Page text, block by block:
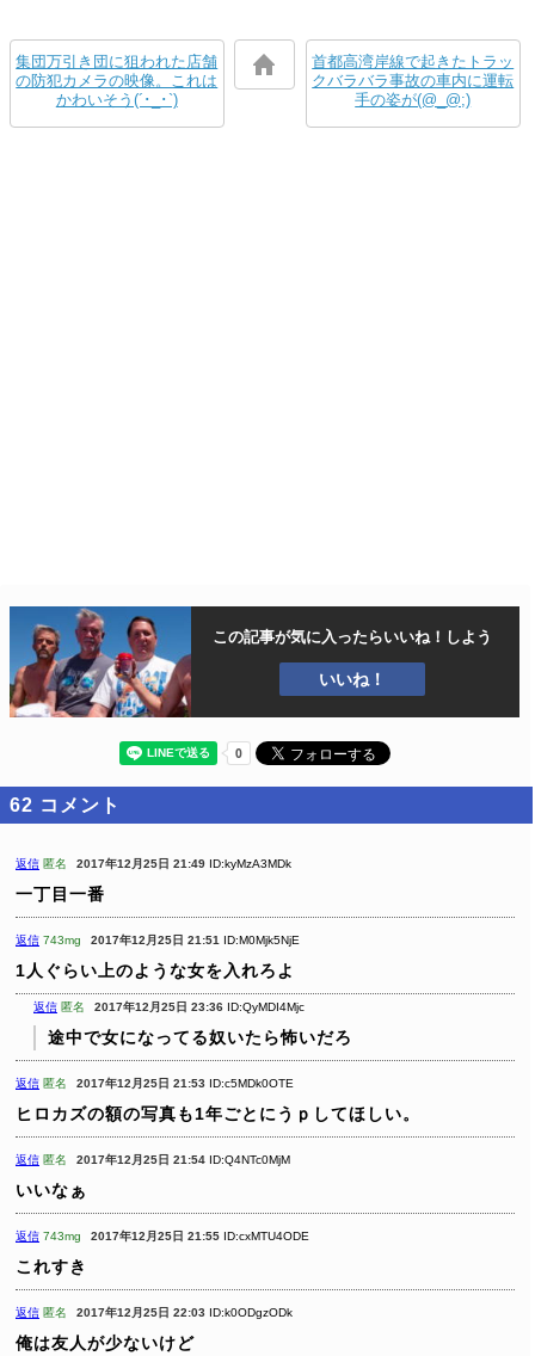
集団万引き団に狙われた店舗
の防犯カメラの映像。これは
かわいそう(´･_･`)
首都高湾岸線で起きたトラッ
クバラバラ事故の車内に運転
手の姿が(@_@;)
この記事が気に入ったらいいね！しよう
いいね！
62 コメント
返信 匿名 2017年12月25日 21:49 ID:kyMzA3MDk
一丁目一番
返信 743mg 2017年12月25日 21:51 ID:M0Mjk5NjE
1人ぐらい上のような女を入れろよ
返信 匿名 2017年12月25日 23:36 ID:QyMDI4Mjc
途中で女になってる奴いたら怖いだろ
返信 匿名 2017年12月25日 21:53 ID:c5MDk0OTE
ヒロカズの額の写真も1年ごとにうｐしてほしい。
返信 匿名 2017年12月25日 21:54 ID:Q4NTc0MjM
いいなぁ
返信 743mg 2017年12月25日 21:55 ID:cxMTU4ODE
これすき
返信 匿名 2017年12月25日 22:03 ID:k0ODgzODk
俺は友人が少ないけど